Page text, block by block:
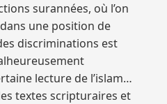
surannées, où l’on
une position de
discriminations est
lecture de l’islam…
textes scripturaires et